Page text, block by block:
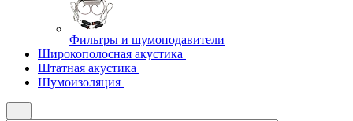
Фильтры и шумоподавители
Широкополосная акустика
Штатная акустика
Шумоизоляция